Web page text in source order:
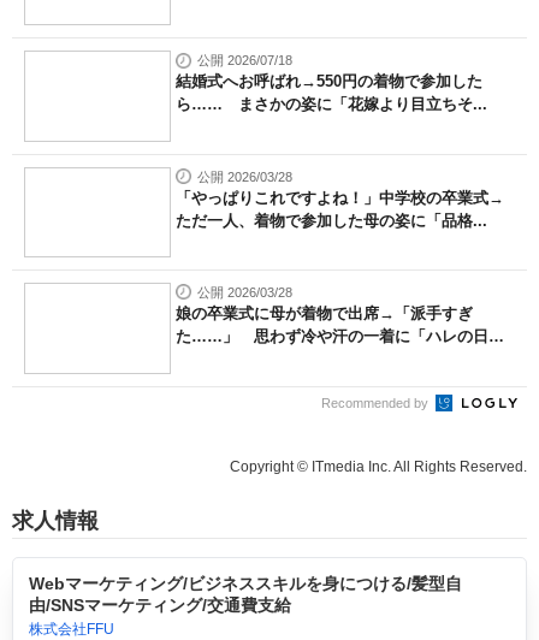
公開 2026/07/18
結婚式へお呼ばれ→550円の着物で参加した
ら…… まさかの姿に「花嫁より目立ちそ...
公開 2026/03/28
「やっぱりこれですよね！」中学校の卒業式→
ただ一人、着物で参加した母の姿に「品格...
公開 2026/03/28
娘の卒業式に母が着物で出席→「派手すぎ
た……」 思わず冷や汗の一着に「ハレの日
Recommended by
Copyright © ITmedia Inc. All Rights Reserved.
求人情報
Webマーケティング/ビジネススキルを身につける/髪型自
由/SNSマーケティング/交通費支給
株式会社FFU